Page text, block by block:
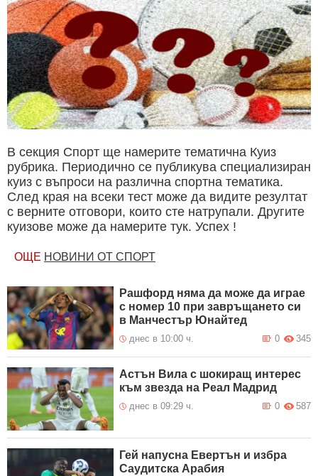
В секция Спорт ще намерите тематична Куиз
рубрика. Периодично се публикува специализиран
куиз с въпроси на различна спортна тематика.
След края на всеки тест може да видите резултат
с верните отговори, които сте натрупали. Другите
куизове може да намерите тук. Успех !
ОЩЕ НОВИНИ ОТ СПОРТ
Рашфорд няма да може да играе
с номер 10 при завръщането си
в Манчестър Юнайтед
днес в 10:00 ч. 345
0
Астън Вила с шокиращ интерес
към звезда на Реал Мадрид
днес в 09:29 ч. 587
0
Гей напусна Евертън и избра
Саудитска Арабия